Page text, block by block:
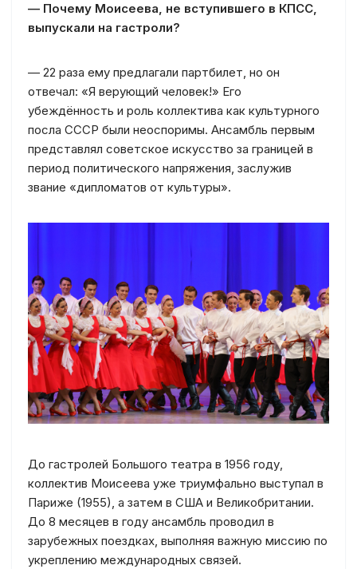
— Почему Моисеева, не вступившего в КПСС,
выпускали на гастроли?
— 22 раза ему предлагали партбилет, но он
отвечал: «Я верующий человек!» Его
убеждённость и роль коллектива как культурного
посла СССР были неоспоримы. Ансамбль первым
представлял советское искусство за границей в
период политического напряжения, заслужив
звание «дипломатов от культуры».
До гастролей Большого театра в 1956 году,
коллектив Моисеева уже триумфально выступал в
Париже (1955), а затем в США и Великобритании.
До 8 месяцев в году ансамбль проводил в
зарубежных поездках, выполняя важную миссию по
укреплению международных связей.